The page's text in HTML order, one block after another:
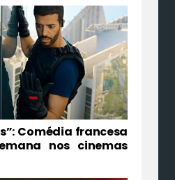
Comédia francesa
nos cinemas